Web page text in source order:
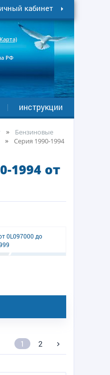
кабинет
РФ
инструкции
Бензиновые
Серия 1990-1994
1994 от
0L097000 до
1 2